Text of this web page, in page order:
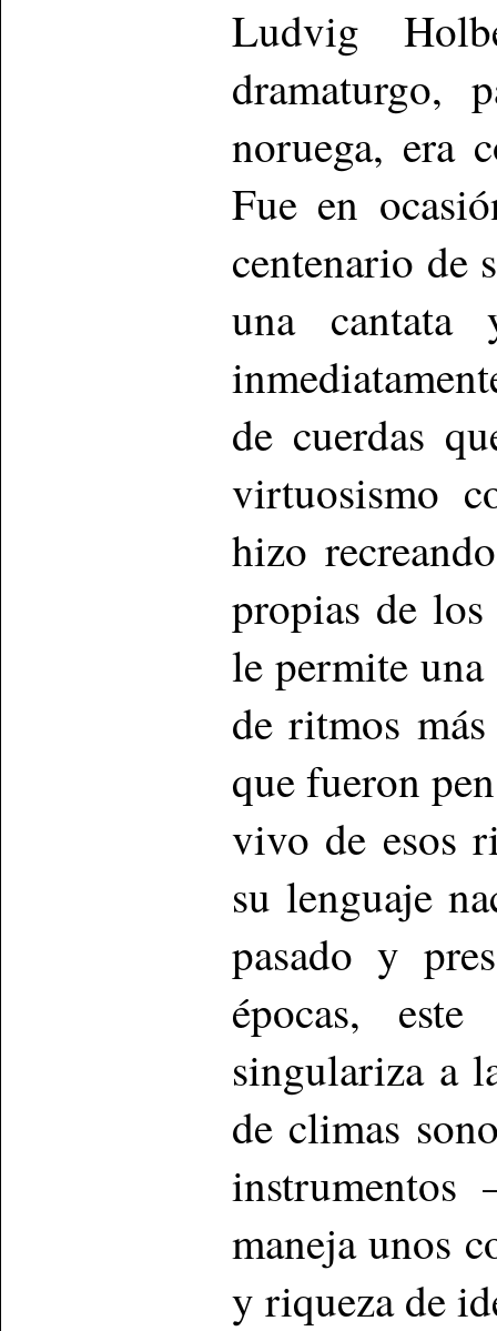
Ludvig
dramaturgo,
noruega, era
Fue en
centenario de
una
de cuerdas
virtuosismo
hizo
propias de
le permite
de ritmos
que fueron
vivo de esos
su lenguaje
pasado y
épocas,
singulariza a
de climas
maneja unos
y riqueza de